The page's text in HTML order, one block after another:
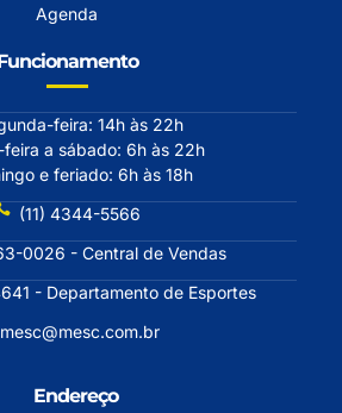
Agenda
feira: 14h às 22h
feira a sábado: 6h às 22h
e feriado: 6h às 18h
(11) 4344-5566
0026 - Central de Vendas
- Departamento de Esportes
mesc@mesc.com.br
Endereço